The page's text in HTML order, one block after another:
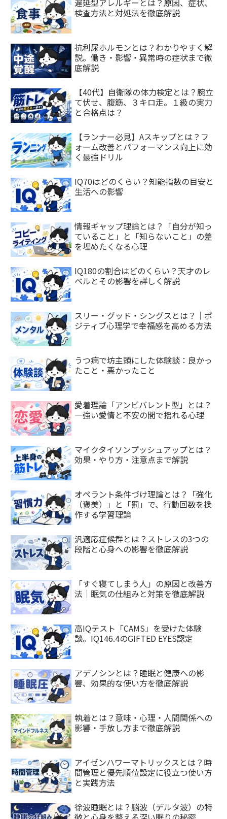
遅延型アレルギーとは？原因、症状、
検査方法と対処法を徹底解説
抗利尿ホルモンとは？わかりやすく解
説。働き・影響・異常時の症状まで徹
底解説
【40代】自衛隊の体力検定とは？腕立
て伏せ、腹筋、３キロ走。１級の実力
と合格点は？
【ランナー必見】Aスキップとは？フ
ォーム改善とパフォーマンス向上に効
く最強ドリル
IQ70はどのくらい？知能指数の目安と
生活への影響
情報ギャップ理論とは？「自分が知っ
ていること」と「知らないこと」の差
を埋めたくなる心理
IQ180の割合はどのくらい？天才のレ
ベルとその影響を詳しく解説
スリー・グッド・シングスとは？｜ポ
ジティブ心理学で幸福感を高める方法
うつ病で坊主頭にした体験談：良かっ
たこと・悪かったこと
愛着理論「アンビバレント型」とは？
—強い愛情と不安の間で揺れる心理
マイクタイソンプッシュアップとは？
効果・やり方・注意点まで解説
オペラント条件づけ理論とは？「強化
（褒美）」と「罰」で、行動回数を操
作する学習理論
汎適応症候群とは？ストレスの3つの
段階と心身への影響を徹底解説
「すぐ寝てしまう人」の原因と改善方
法｜眠気の仕組みと対策を徹底解説
高IQテスト「CAMS」を受けた体験
談。IQ146.4のGIFTED EYES認定
アデノシンとは？睡眠と健康への影
響、効果的な使い方を徹底解説
執着とは？意味・心理・人間関係への
影響・手放し方まで徹底解説
アイゼンハワーマトリックスとは？時
間管理と優先順位設定に役立つ使い方
と実践方法
徐波睡眠とは？脳波（デルタ波）の特